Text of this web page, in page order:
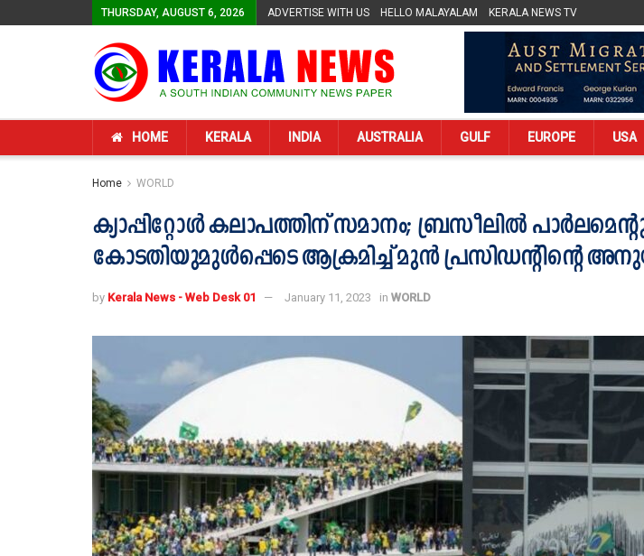
THURSDAY, AUGUST 6, 2026 ADVERTISE WITH US HELLO MALAYALAM KERALA NEWS TV
HOME KERALA INDIA AUSTRALIA GULF EUROPE USA
Home WORLD
ക്യാപ്പിറ്റോള്‍ കലാപത്തിന് സമാനം; ബ്രസീലില്‍
കോടതിയുമുള്‍പ്പെടെ ആക്രമിച്ച് മുന്‍ പ്രസിഡന്റിന്റെ
by Kerala News - Web Desk 01 January 11, 2023 in WORLD